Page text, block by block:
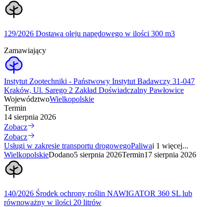
129/2026 Dostawa oleju napędowego w ilości 300 m3
Zamawiający
Instytut Zootechniki - Państwowy Instytut Badawczy 31-047
Kraków, Ul. Sarego 2 Zakład Doświadczalny Pawłowice
WojewództwoWielkopolskie
Termin
14 sierpnia 2026
Zobacz
Zobacz
Usługi w zakresie transportu drogowegoPaliwai 1 więcej...
WielkopolskieDodano5 sierpnia 2026Termin17 sierpnia 2026
140/2026 Środek ochrony roślin NAWIGATOR 360 SL lub
równoważny w ilości 20 litrów